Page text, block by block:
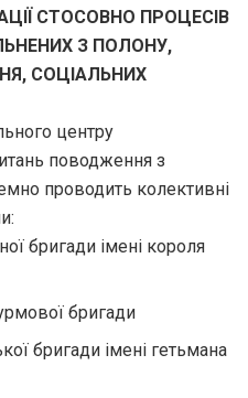
СТОСОВНО ПРОЦЕСІВ
З ПОЛОНУ,
СОЦІАЛЬНИХ
центру
поводження з
проводить колективні
бригади імені короля
бригади
бригади імені гетьмана